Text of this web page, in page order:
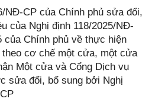
NĐ-CP của Chính phủ sửa đổi,
của Nghị định 118/2025/NĐ-
của Chính phủ về thực hiện
cơ chế một cửa, một cửa
Một cửa và Cổng Dịch vụ
sửa đổi, bổ sung bởi Nghị